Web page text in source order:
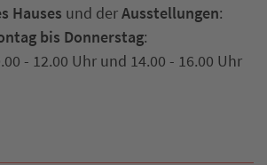
Hauses und derAusstellungen:
bis Donnerstag:
- 12.00 Uhr und 14.00 - 16.00 Uhr